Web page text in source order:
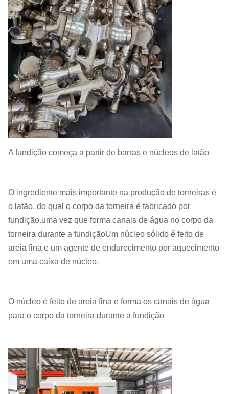
A fundição começa a partir de barras e núcleos de latão
O ingrediente mais importante na produção de torneiras é
o latão, do qual o corpo da torneira é fabricado por
fundição.uma vez que forma canais de água no corpo da
torneira durante a fundiçãoUm núcleo sólido é feito de
areia fina e um agente de endurecimento por aquecimento
em uma caixa de núcleo.
O núcleo é feito de areia fina e forma os canais de água
para o corpo da torneira durante a fundição